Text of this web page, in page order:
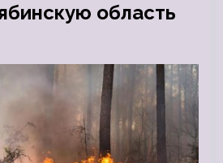
область